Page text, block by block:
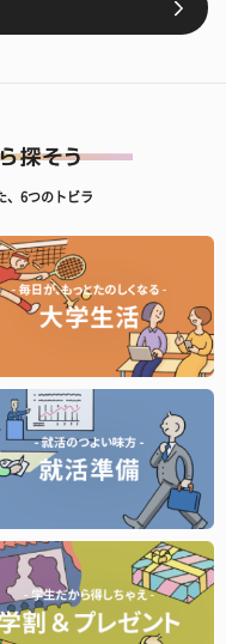
、6つのトビラ